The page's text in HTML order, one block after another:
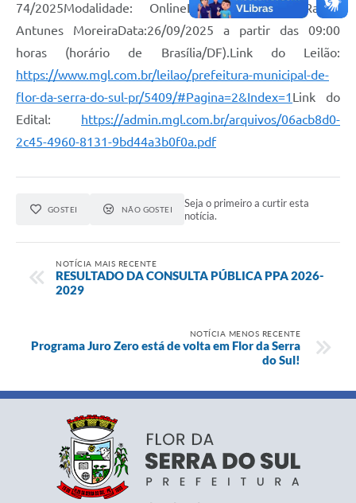
74/2025Modalidade: OnlineLeiloeiro: Lucas Rafael
Antunes MoreiraData:26/09/2025 a partir das 09:00
horas (horário de Brasília/DF).Link do Leilão:
https://www.mgl.com.br/leilao/prefeitura-municipal-de-
flor-da-serra-do-sul-pr/5409/#Pagina=2&Index=1 Link do
Edital: https://admin.mgl.com.br/arquivos/06acb8d0-
2c45-4960-8131-9bd44a3b0f0a.pdf
GOSTEI NÃO GOSTEI
Seja o primeiro a curtir esta
notícia.
NOTÍCIA MAIS RECENTE
RESULTADO DA CONSULTA PÚBLICA PPA 2026-
2029
NOTÍCIA MENOS RECENTE
Programa Juro Zero está de volta em Flor da Serra
do Sul!